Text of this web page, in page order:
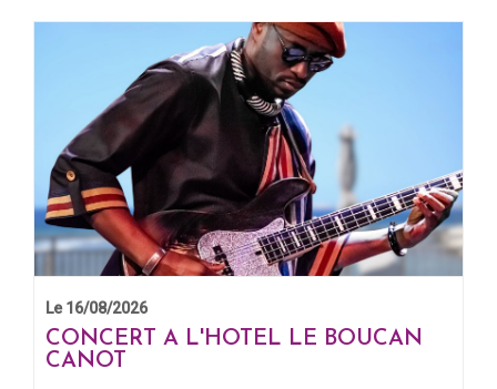
Le 16/08/2026
CONCERT A L'HOTEL LE BOUCAN
CANOT